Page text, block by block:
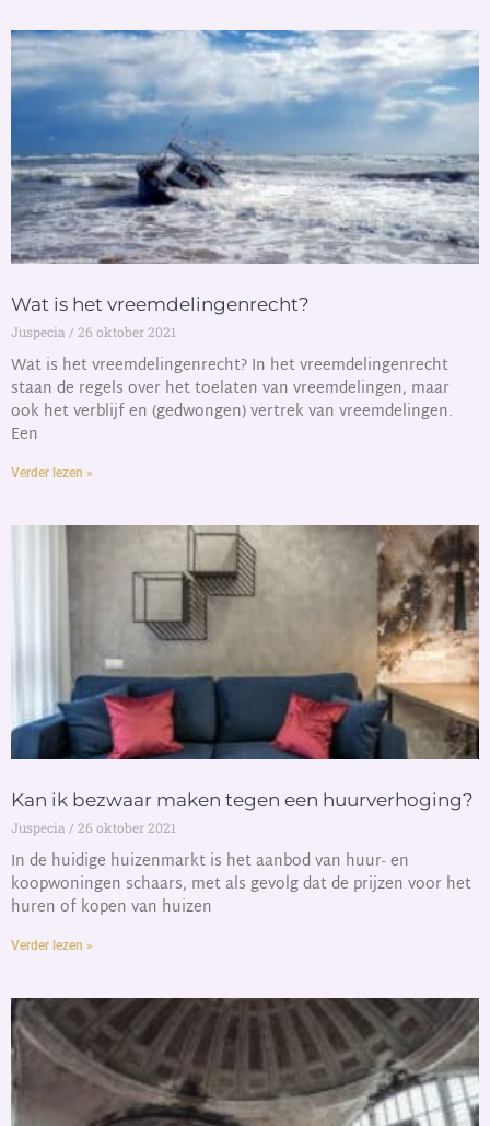
Wat is het vreemdelingenrecht?
Juspecia 26 oktober 2021
Wat is het vreemdelingenrecht? In het vreemdelingenrecht
staan de regels over het toelaten van vreemdelingen, maar
ook het verblijf en (gedwongen) vertrek van vreemdelingen.
Een
Verder lezen »
Kan ik bezwaar maken tegen een huurverhoging?
Juspecia 26 oktober 2021
In de huidige huizenmarkt is het aanbod van huur- en
koopwoningen schaars, met als gevolg dat de prijzen voor het
huren of kopen van huizen
Verder lezen »